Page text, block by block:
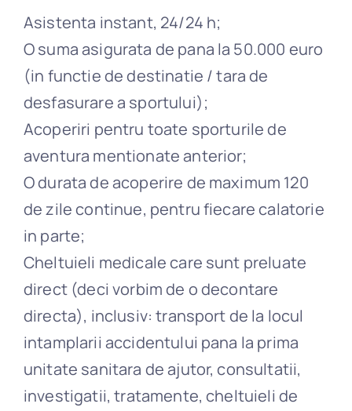
Asistenta instant, 24/24 h;
O suma asigurata de pana la 50.000 euro
(in functie de destinatie / tara de
desfasurare a sportului);
Acoperiri pentru toate sporturile de
aventura mentionate anterior;
O durata de acoperire de maximum 120
de zile continue, pentru fiecare calatorie
in parte;
Cheltuieli medicale care sunt preluate
direct (deci vorbim de o decontare
directa), inclusiv: transport de la locul
intamplarii accidentului pana la prima
unitate sanitara de ajutor, consultatii,
investigatii, tratamente, cheltuieli de